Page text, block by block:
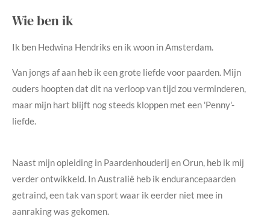
Wie ben ik
Ik ben Hedwina Hendriks en ik woon in Amsterdam.
Van jongs af aan heb ik een grote liefde voor paarden. Mijn
ouders hoopten dat dit na verloop van tijd zou verminderen,
maar mijn hart blijft nog steeds kloppen met een 'Penny'-
liefde.
Naast mijn opleiding in Paardenhouderij en Orun, heb ik mij
verder ontwikkeld. In Australië heb ik endurancepaarden
getraind, een tak van sport waar ik eerder niet mee in
aanraking was gekomen.